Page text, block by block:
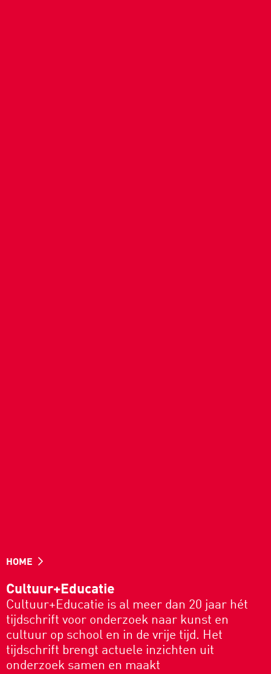
HOME
Cultuur+Educatie
Cultuur+Educatie is al meer dan 20 jaar hét
tijdschrift voor onderzoek naar kunst en
cultuur op school en in de vrije tijd. Het
tijdschrift brengt actuele inzichten uit
onderzoek samen en maakt